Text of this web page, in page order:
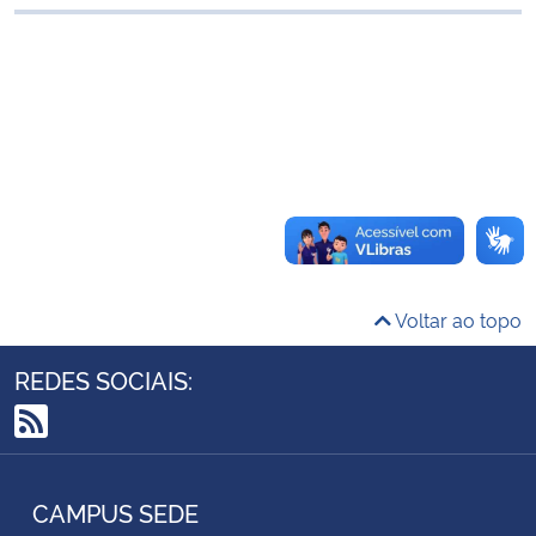
Ministério da Cidadania
Ministério do Desenvolvimento Regional
Ministério da Mulher, da Família e dos Direitos Humanos
Voltar ao topo
REDES SOCIAIS:
RSS
CAMPUS SEDE